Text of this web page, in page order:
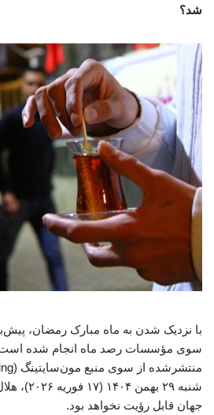
شد؟
با نزدیک شدن به ماه مبارک رمضان،
سوی مؤسسات رصد ماه انجام شده
شنبه ۲۹
جهان قابل رؤیت نخواهد بود.